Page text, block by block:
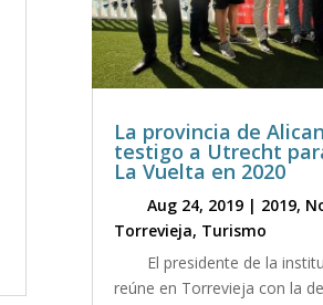
La provincia de
testigo a Utrecht
La Vuelta en 2020
Aug 24, 2019| 2019,
Torrevieja, Turismo
El presidente de la
reúne en Torrevieja con la